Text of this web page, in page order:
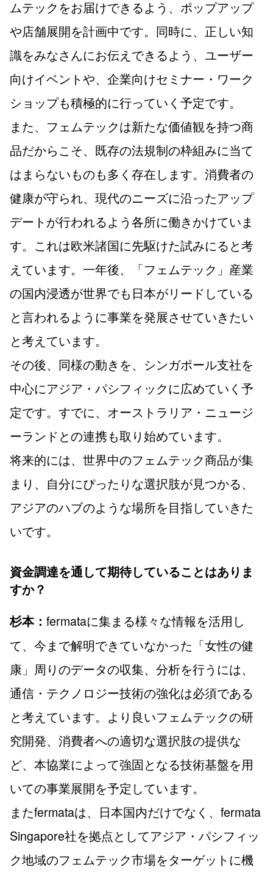
ムテックをお届けできるよう、ポップアップ
や店舗展開を計画中です。同時に、正しい知
識をみなさんにお伝えできるよう、ユーザー
向けイベントや、企業向けセミナー・ワーク
ショップも積極的に行っていく予定です。
また、フェムテックは新たな価値観を持つ商
品だからこそ、既存の法規制の枠組みに当て
はまらないものも多く存在します。消費者の
健康が守られ、現代のニーズに沿ったアップ
デートが行われるよう各所に働きかけていま
す。これは欧米諸国に先駆けた試みにると考
えています。一年後、「フェムテック」産業
の国内浸透が世界でも日本がリードしている
と言われるように事業を発展させていきたい
と考えています。
その後、同様の動きを、シンガポール支社を
中心にアジア・パシフィックに広めていく予
定です。すでに、オーストラリア・ニュージ
ーランドとの連携も取り始めています。
将来的には、世界中のフェムテック商品が集
まり、自分にぴったりな選択肢が見つかる、
アジアのハブのような場所を目指していきた
いです。
資金調達を通して期待していることはありま
すか？
杉本： fermataに集まる様々な情報を活用し
て、今まで解明できていなかった「女性の健
康」周りのデータの収集、分析を行うには、
通信・テクノロジー技術の強化は必須である
と考えています。より良いフェムテックの研
究開発、消費者への適切な選択肢の提供な
ど、本協業によって強固となる技術基盤を用
いての事業展開を予定しています。
またfermataは、日本国内だけでなく、fermata
Singapore社を拠点としてアジア・パシフィッ
ク地域のフェムテック市場をターゲットに機